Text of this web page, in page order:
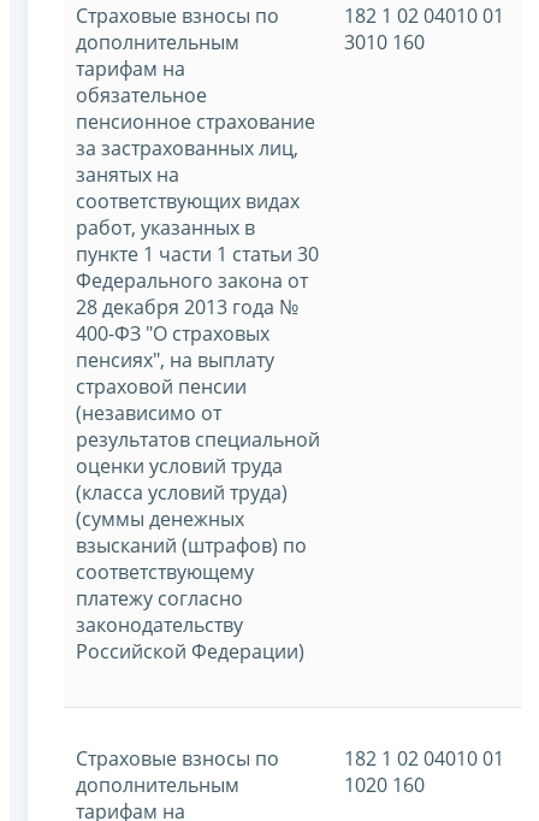
Страховые взносы по
дополнительным
тарифам на
обязательное
пенсионное страхование
за застрахованных лиц,
занятых на
соответствующих видах
работ, указанных в
пункте 1 части 1 статьи 30
Федерального закона от
28 декабря 2013 года №
400-ФЗ "О страховых
пенсиях", на выплату
страховой пенсии
(независимо от
результатов специальной
оценки условий труда
(класса условий труда)
(суммы денежных
взысканий (штрафов) по
соответствующему
платежу согласно
законодательству
Российской Федерации)
182 1 02 04010 01
3010 160
Страховые взносы по
дополнительным
тарифам на
182 1 02 04010 01
1020 160